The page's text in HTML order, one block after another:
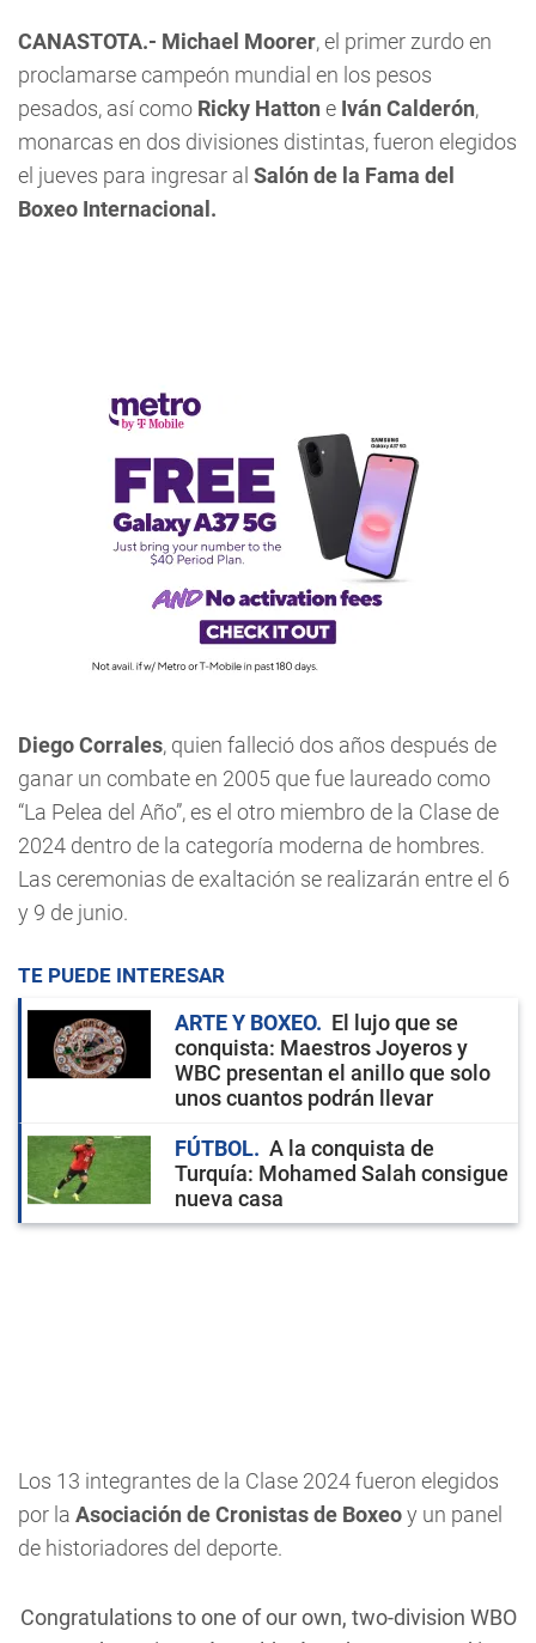
CANASTOTA.- Michael Moorer, el primer zurdo en
proclamarse campeón mundial en los pesos
pesados, así como Ricky Hatton e Iván Calderón,
monarcas en dos divisiones distintas, fueron elegidos
el jueves para ingresar al Salón de la Fama del
Boxeo Internacional.
Diego Corrales, quien falleció dos años después de
ganar un combate en 2005 que fue laureado como
“La Pelea del Año”, es el otro miembro de la Clase de
2024 dentro de la categoría moderna de hombres.
Las ceremonias de exaltación se realizarán entre el 6
y 9 de junio.
TE PUEDE INTERESAR
ARTE Y BOXEO
El lujo que se
conquista: Maestros Joyeros y
WBC presentan el anillo que solo
unos cuantos podrán llevar
FÚTBOL
A la conquista de
Turquía: Mohamed Salah consigue
nueva casa
Los 13 integrantes de la Clase 2024 fueron elegidos
por la Asociación de Cronistas de Boxeoy un panel
de historiadores del deporte.
Congratulations to one of our own, two-division WBO